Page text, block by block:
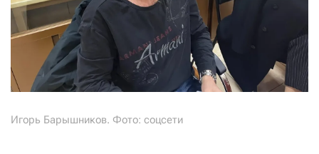
Игорь Барышников. Фото: соцсети